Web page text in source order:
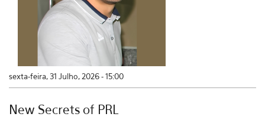
sexta-feira, 31 Julho, 2026 - 15:00
New Secrets of PRL